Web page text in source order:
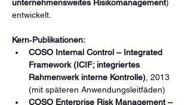
unternehmensweites Risikomanagement)
entwickelt.
Kern‑Publikationen:
COSO Internal Control – Integrated
Framework (ICIF; integriertes
Rahmenwerk interne Kontrolle) , 2013
(mit späteren Anwendungsleitfäden)
COSO Enterprise Risk Management –